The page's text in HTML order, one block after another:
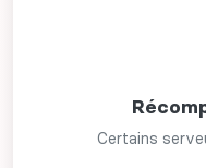
Certains